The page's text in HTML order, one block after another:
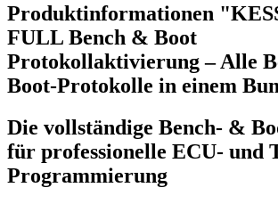
Produktinformationen
FULL Bench & Boot
Protokollaktivierung – Alle
Boot-Protokolle in einem
Die vollständige Bench- &
für professionelle ECU- und
Programmierung